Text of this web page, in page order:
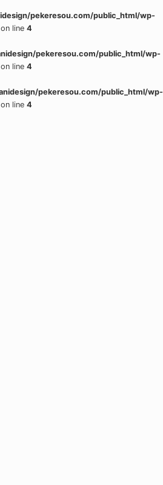
pekeresou.com/public_html/wp-
on line 4
pekeresou.com/public_html/wp-
on line 4
pekeresou.com/public_html/wp-
on line 4